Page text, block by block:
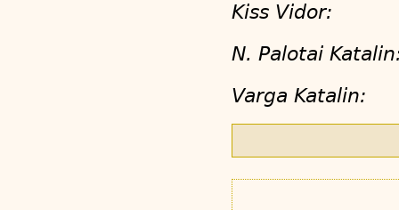
Kiss Vidor:
N. Palotai
Varga